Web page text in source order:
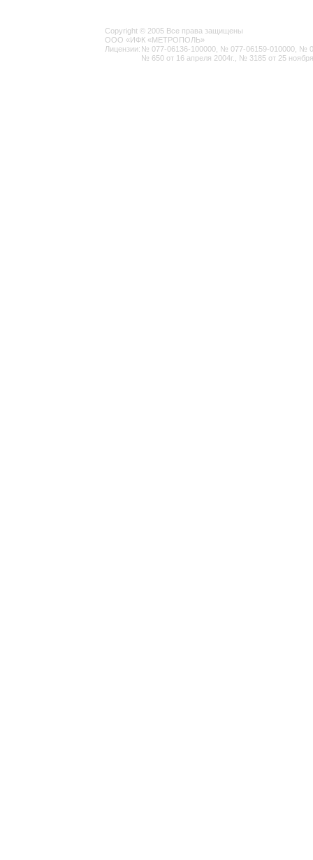
Copyright © 2005 Все права защищены
ООО «ИФК «МЕТРОПОЛЬ»
Лицензии: № 077-06136-100000, № 077-06159-010000, №
№ 650 от 16 апреля 2004г., № 3185 от 25